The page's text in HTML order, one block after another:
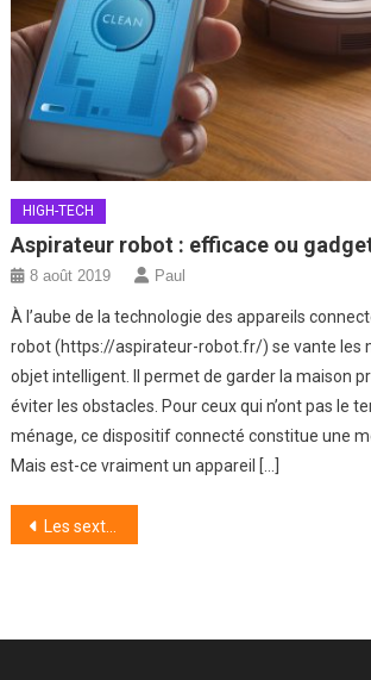
HIGH-TECH
Aspirateur robot : efficace ou
8 août 2019 Paul
À l’aube de la technologie des appareils
robot (https://aspirateur-robot.fr/) se vante les
objet intelligent. Il permet de garder la maison
éviter les obstacles. Pour ceux qui n’ont pas le
ménage, ce dispositif connecté constitue une
Mais est-ce vraiment un appareil […]
Navigation
Les sextoys : un allié du couple